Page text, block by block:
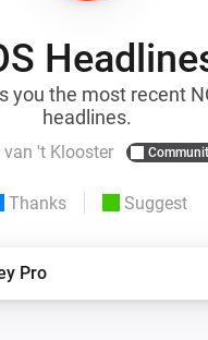
you the most recent
headlines.
van 't Klooster
Thanks Suggest
Pro